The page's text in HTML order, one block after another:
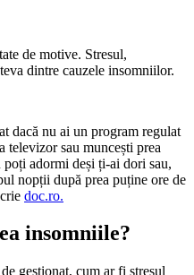
de motive. Stresul,
dintre cauzele insomniilor.
dacă nu ai un program regulat
televizor sau muncești prea
adormi deși ți-ai dori sau,
nopții după prea puține ore de
doc.ro.
insomniile?
gestionat, cum ar fi stresul